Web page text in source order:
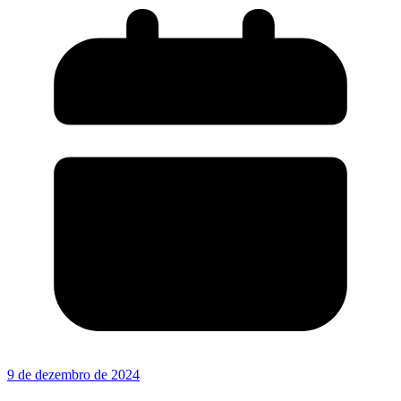
9 de dezembro de 2024